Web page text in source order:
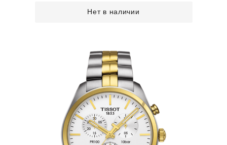
Нет в наличии